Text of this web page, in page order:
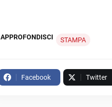
APPROFONDISCI STAMPA
Facebook Twitter